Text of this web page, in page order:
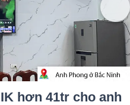
hơn 41tr cho anh